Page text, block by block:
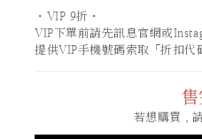
・VIP 9折・
VIP下單前請先訊息官網或
提供VIP手機號碼索取「折扣代
若想購買，